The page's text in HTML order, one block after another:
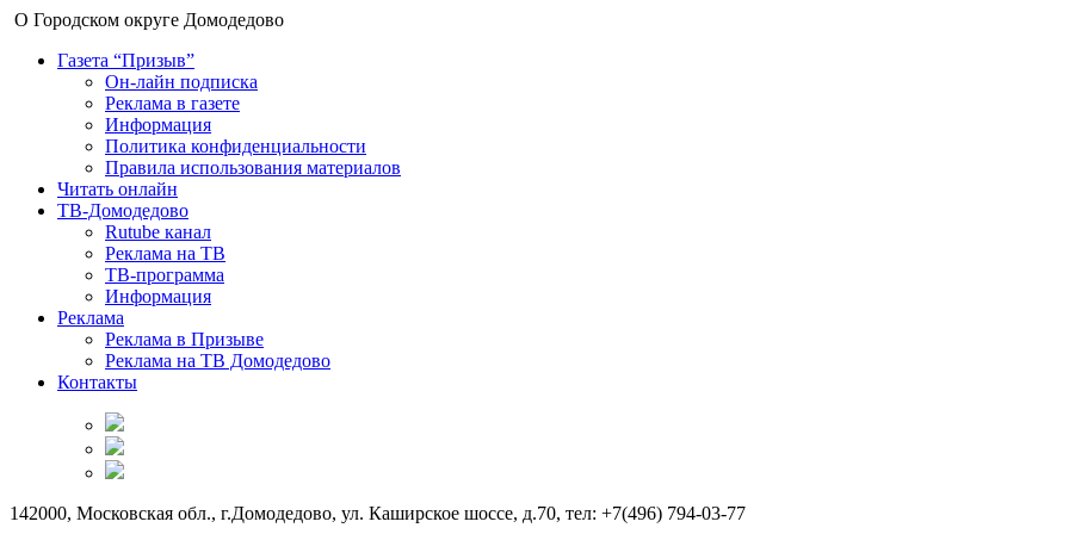
О Городском округе Домодедово
Газета “Призыв”
Он-лайн подписка
Реклама в газете
Информация
Политика конфиденциальности
Правила использования материалов
Читать онлайн
ТВ-Домодедово
Rutube канал
Реклама на ТВ
ТВ-программа
Информация
Реклама
Реклама в Призыве
Реклама на ТВ Домодедово
Контакты
142000, Московская обл., г.Домодедово, ул. Каширское шоссе, д.70, тел: +7(496) 794-03-77